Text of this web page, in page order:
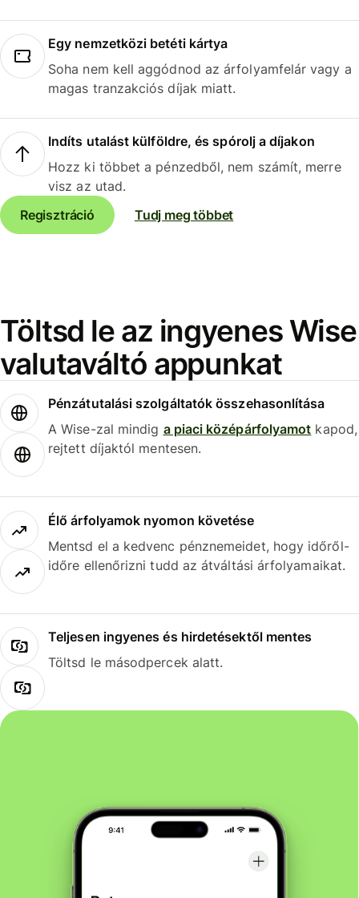
Egy nemzetközi betéti kártya
Soha nem kell aggódnod az árfolyamfelár vagy a
magas tranzakciós díjak miatt.
Indíts utalást külföldre, és spórolj a díjakon
Hozz ki többet a pénzedből, nem számít, merre
visz az utad.
Regisztráció
Tudj meg többet
Töltsd le az ingyenes Wise
valutaváltó appunkat
Pénzátutalási szolgáltatók összehasonlítása
A Wise-zal mindig a piaci középárfolyamot kapod,
rejtett díjaktól mentesen.
Élő árfolyamok nyomon követése
Mentsd el a kedvenc pénznemeidet, hogy időről-
időre ellenőrizni tudd az átváltási árfolyamaikat.
Teljesen ingyenes és hirdetésektől mentes
Töltsd le másodpercek alatt.